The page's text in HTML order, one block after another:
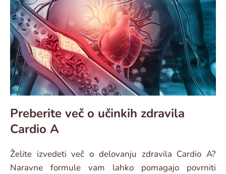
Preberite več o učinkih zdravila
Cardio A
Želite izvedeti več o delovanju zdravila Cardio A?
Naravne formule vam lahko pomagajo povrniti